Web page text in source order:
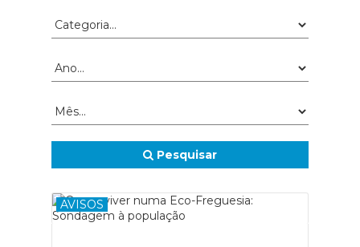
Pesquisar
AVISOS